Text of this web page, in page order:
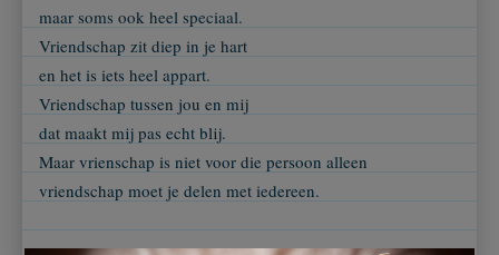
maar soms ook heel speciaal.
Vriendschap zit diep in je hart
en het is iets heel appart.
Vriendschap tussen jou en mij
dat maakt mij pas echt blij.
Maar vrienschap is niet voor die persoon alleen
vriendschap moet je delen met iedereen.